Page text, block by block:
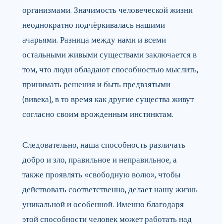
организмами. Значимость человеческой жизни
неоднократно подчёркивалась нашими
ачарьями. Разница между нами и всеми
остальными живыми существами заключается в
том, что люди обладают способностью мыслить,
принимать решения и быть предвзятыми
(вивека), в то время как другие существа живут
согласно своим врожденным инстинктам.
Следовательно, наша способность различать
добро и зло, правильное и неправильное, а
также проявлять «свободную волю», чтобы
действовать соответственно, делает нашу жизнь
уникальной и особенной. Именно благодаря
этой способности человек может работать над